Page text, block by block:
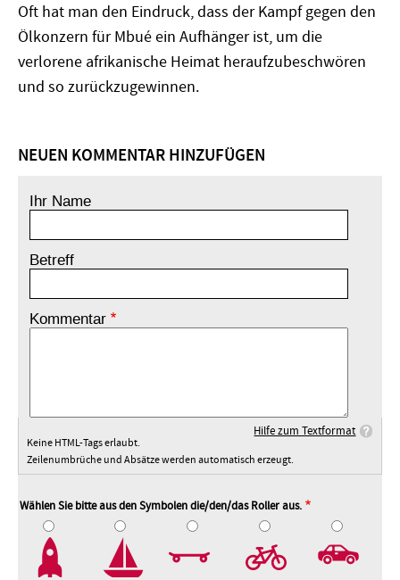
Oft hat man den Eindruck, dass der Kampf gegen den
Ölkonzern für Mbué ein Aufhänger ist, um die
verlorene afrikanische Heimat heraufzubeschwören
und so zurückzugewinnen.
NEUEN KOMMENTAR HINZUFÜGEN
Ihr Name
Betreff
Kommentar
Hilfe zum Textformat
Keine HTML-Tags erlaubt.
Zeilenumbrüche und Absätze werden automatisch erzeugt.
Wählen Sie bitte aus den Symbolen die/den/das Roller aus.